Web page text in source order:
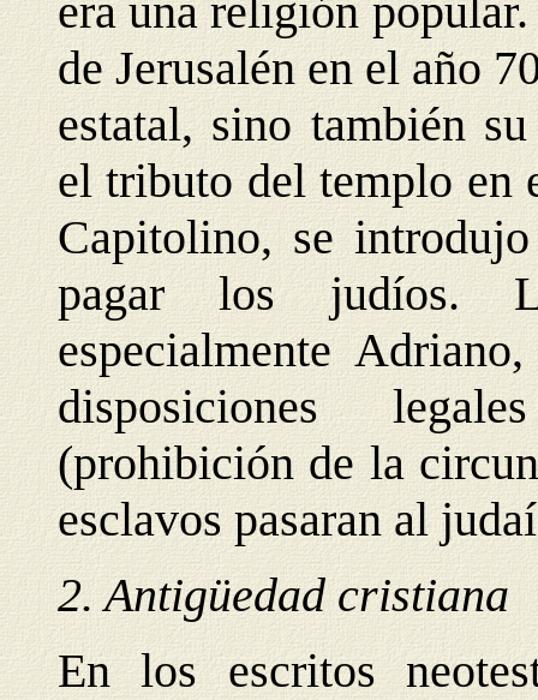
era una religión
de Jerusalén en el año
estatal, sino también
el tributo del templo en
Capitolino, se
pagar los judíos.
especialmente
disposiciones
(prohibición de la
esclavos pasaran al
2. Antigüedad cristiana
En los escritos